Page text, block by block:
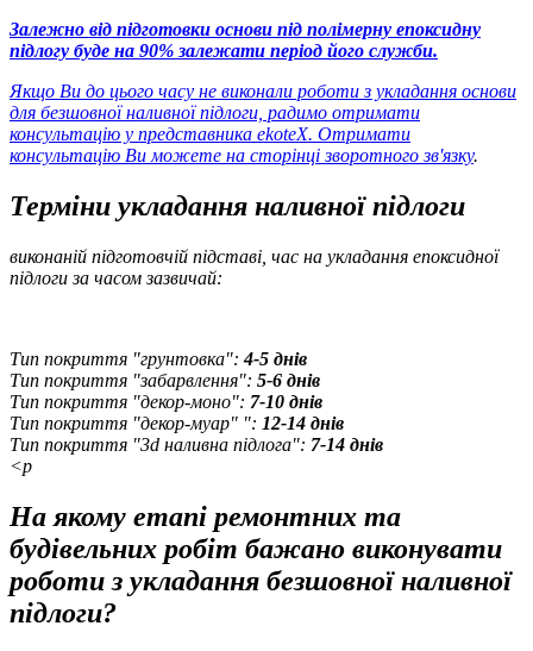
Залежно від підготовки основи під полімерну епоксидну
підлогу буде на 90% залежати період його служби.
Якщо Ви до цього часу не виконали роботи з укладання основи
для безшовної наливної підлоги, радимо отримати
консультацію у представника ekoteX. Отримати
консультацію Ви можете на сторінці зворотного зв'язку.
Терміни укладання наливної підлоги
виконаній підготовчій підставі, час на укладання епоксидної
підлоги за часом зазвичай:
Тип покриття "грунтовка":4-5 днів
Тип покриття "забарвлення": 5-6 днів
Тип покриття "декор-моно": 7-10 днів
Тип покриття "декор-муар" ": 12-14 днів
Тип покриття "3d наливна підлога": 7-14 днів
<p
На якому етапі ремонтних та
будівельних робіт бажано виконувати
роботи з укладання безшовної наливної
підлоги?